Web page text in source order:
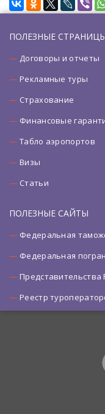
ПОЛЕЗНЫЕ
Договоры и отчеты
Рекламные туры
Страхование
Финансовые
Табло аэропортов
Визы
Статьи
ПОЛЕЗНЫЕ САЙТЫ
Федеральная
Федеральная
Реестр